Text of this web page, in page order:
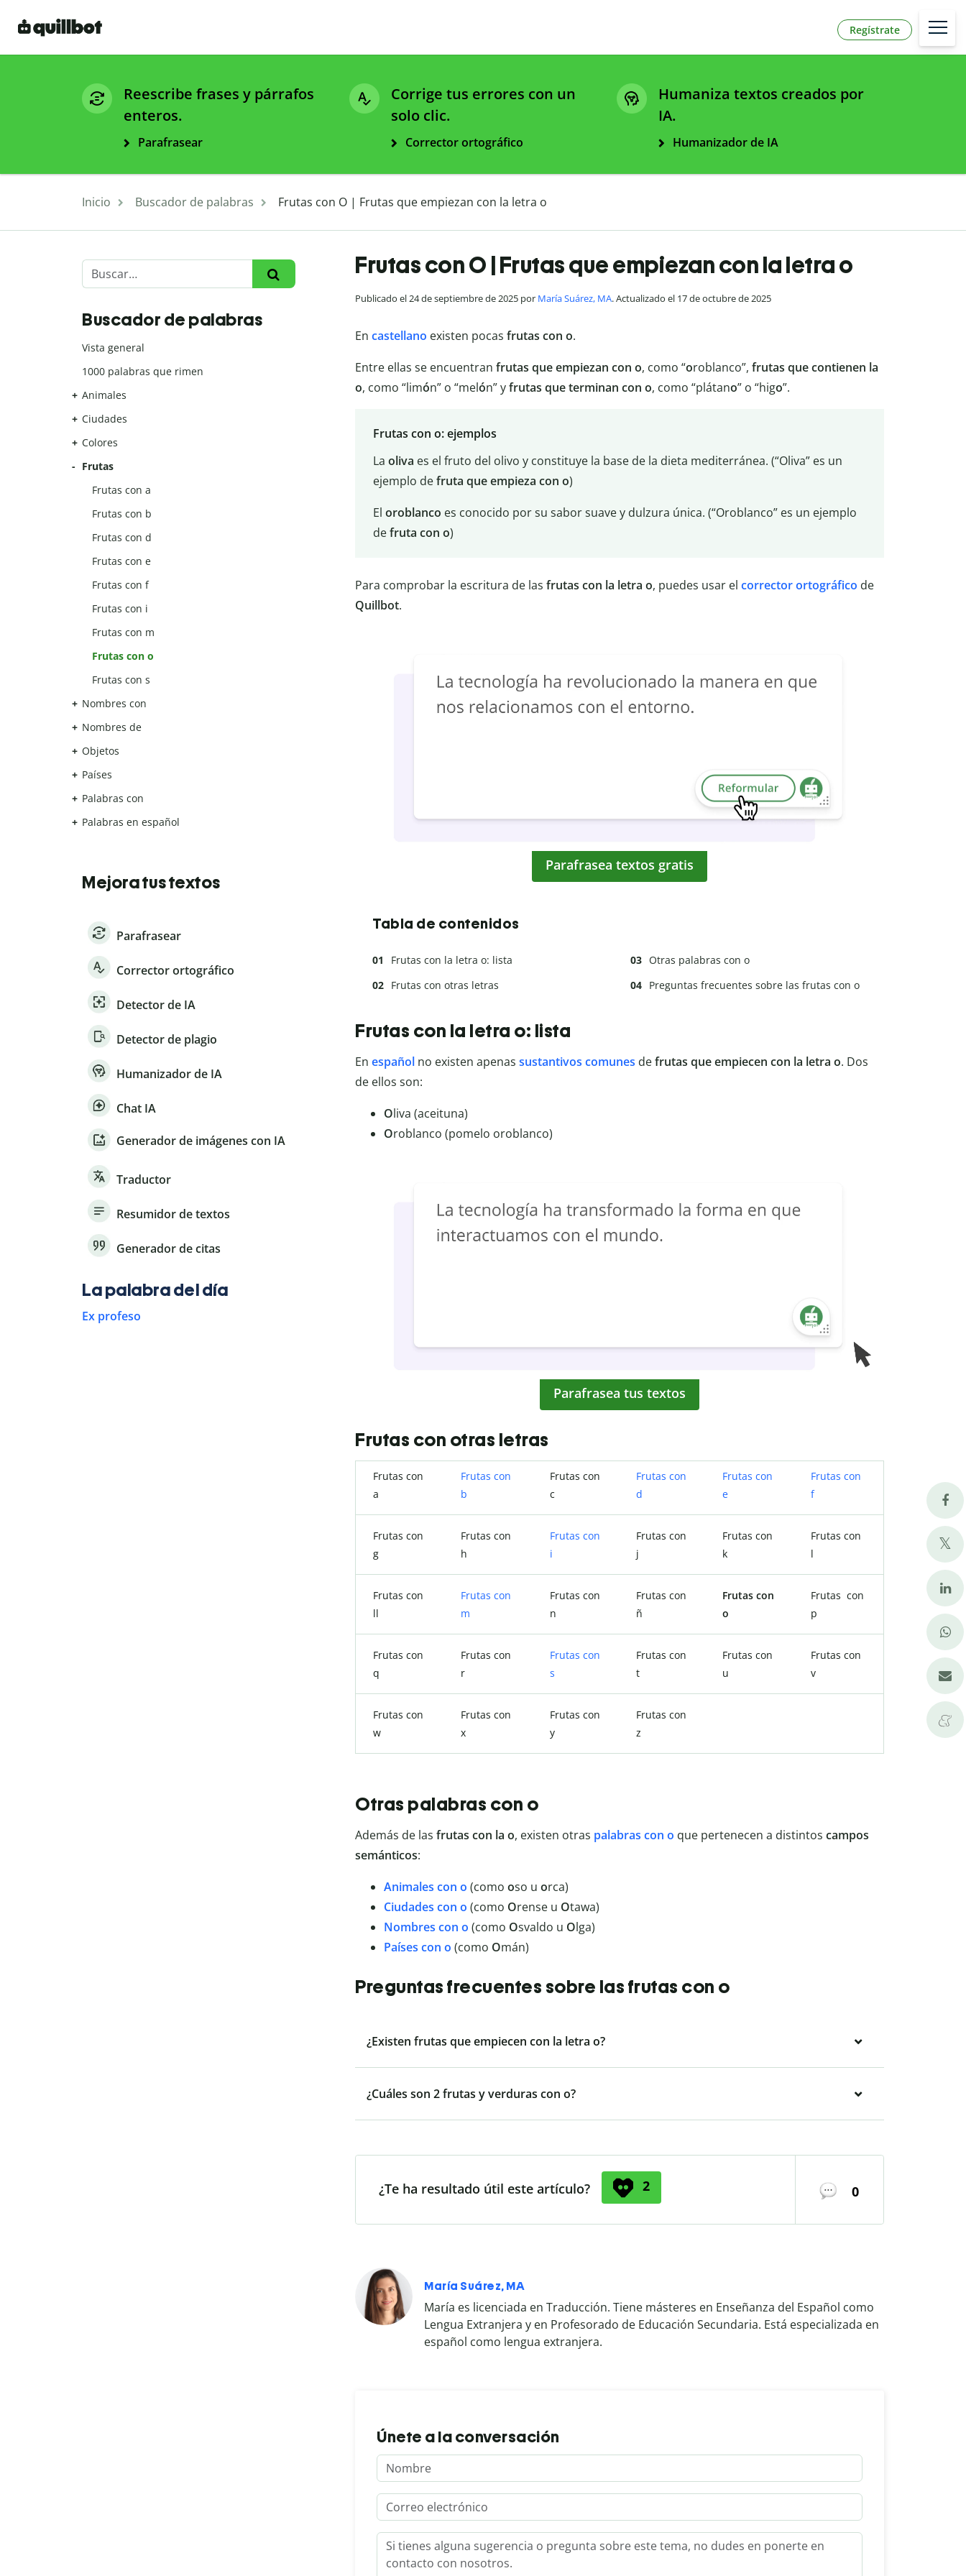
Regístrate
Reescribe frases y párrafos
enteros.
Parafrasear
Corrige tus errores con un
solo clic.
Corrector ortográfico
Humaniza textos creados por
IA.
Humanizador de IA
Inicio Buscador de palabras Frutas con O | Frutas que empiezan con la letra o
Frutas con O | Frutas que empiezan con la letra o
Publicado el 24 de septiembre de 2025 por María Suárez, MA. Actualizado el 17 de octubre de 2025
En castellano existen pocas frutas con o.
Entre ellas se encuentran frutas que empiezan con o, como “oroblanco”, frutas que contienen la
o, como “limón” o “melón” yfrutas que terminan con o, como “plátano” o “higo”.
Frutas con o: ejemplos
La oliva es el fruto del olivo y constituye la base de la dieta mediterránea. (“Oliva” es un
ejemplo defruta que empieza con o)
El oroblanco es conocido por su sabor suave y dulzura única. (“Oroblanco” es un ejemplo
defruta con o)
Para comprobar la escritura de las frutas con la letra o, puedes usar el corrector ortográfico de
Quillbot.
Parafrasea textos gratis
Tabla de contenidos
Frutas con la letra o: lista
Frutas con otras letras
Otras palabras con o
Preguntas frecuentes sobre las frutas con o
Frutas con la letra o: lista
En español no existen apenas sustantivos comunes defrutas que empiecen con la letra o. Dos
de ellos son:
Oliva (aceituna)
Oroblanco (pomelo oroblanco)
Parafrasea tus textos
Frutas con otras letras
Frutas con
a
Frutas con
b
Frutas con
c
Frutas con
d
Frutas con
e
Frutas con
f
Frutas con
g
Frutas con
h
Frutas con
i
Frutas con
j
Frutas con
k
Frutas con
l
Frutas con
ll
Frutas con
m
Frutas con
n
Frutas con
ñ
Frutas con
o
Frutas con
p
Frutas con
q
Frutas con
r
Frutas con
s
Frutas con
t
Frutas con
u
Frutas con
v
Frutas con
w
Frutas con
x
Frutas con
y
Frutas con
z
Otras palabras con o
Además de las frutas con la o, existen otras palabras con o que pertenecen a distintos campos
semánticos:
Animales con o (como oso u orca)
Ciudades con o (como Orense u Otawa)
Nombres con o (como Osvaldo u Olga)
Países con o (como Omán)
Preguntas frecuentes sobre las frutas con o
¿Existen frutas que empiecen con la letra o?
¿Cuáles son 2 frutas y verduras con o?
¿Te ha resultado útil este artículo? 2 0
María Suárez, MA
María es licenciada en Traducción. Tiene másteres en Enseñanza del Español como
Lengua Extranjera y en Profesorado de Educación Secundaria. Está especializada en
español como lengua extranjera.
Únete a la conversación
Buscador de palabras
Vista general
1000 palabras que rimen
Animales
Ciudades
Colores
Frutas
Frutas con a
Frutas con b
Frutas con d
Frutas con e
Frutas con f
Frutas con i
Frutas con m
Frutas con o
Frutas con s
Nombres con
Nombres de
Objetos
Países
Palabras con
Palabras en español
Mejora tus textos
Parafrasear
Corrector ortográfico
Detector de IA
Detector de plagio
Humanizador de IA
Chat IA
Generador de imágenes con IA
Traductor
Resumidor de textos
Generador de citas
La palabra del día
Ex profeso